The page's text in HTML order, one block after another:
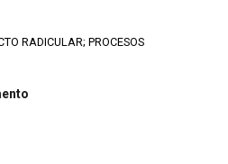
RADICULAR; PROCESOS